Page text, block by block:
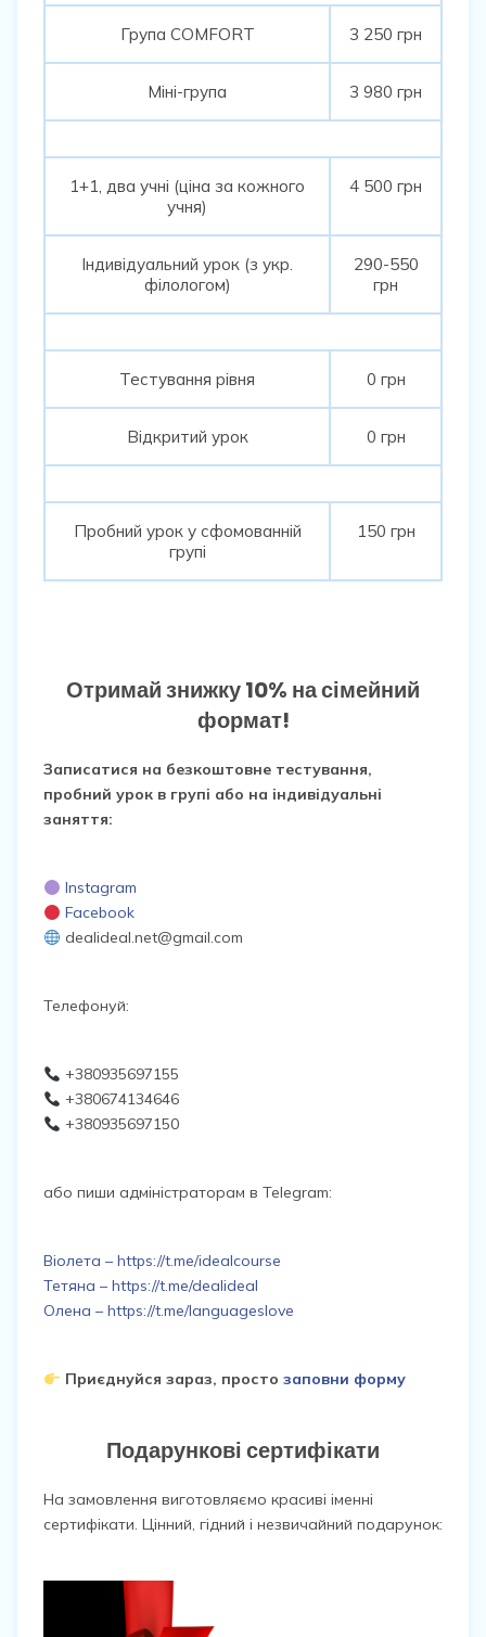
Група COMFORT 3 250 грн
Міні-група 3 980 грн
1+1, два учні (ціна за кожного
учня)
4 500 грн
Індивідуальний урок (з укр.
філологом)
290-550
грн
Тестування рівня 0 грн
Відкритий урок 0 грн
Пробний урок у сфомованній
групі
150 грн
Отримай знижку 10% на сімейний
формат!
Записатися на безкоштовне тестування,
пробний урок в групі або на індивідуальні
заняття:
Instagram
Facebook
dealideal.net@gmail.com
Телефонуй:
+380935697155
+380674134646
+380935697150
або пиши адміністраторам в Telegram:
Віолета – https://t.me/idealcourse
Тетяна – https://t.me/dealideal
Олена – https://t.me/languageslove
Приєднуйся зараз, просто заповни форму
Подарункові сертифікати
На замовлення виготовляємо красиві іменні
сертифікати. Цінний, гідний і незвичайний подарунок: